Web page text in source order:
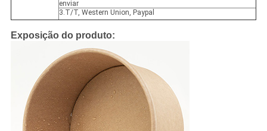
enviar
3.T/T, Western Union, Paypal
Exposição do produto: